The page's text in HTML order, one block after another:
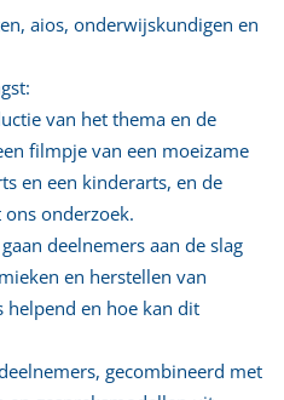
aios, onderwijskundigen en
van het thema en de
filmpje van een moeizame
en een kinderarts, en de
onderzoek.
deelnemers aan de slag
en herstellen van
helpend en hoe kan dit
gecombineerd met